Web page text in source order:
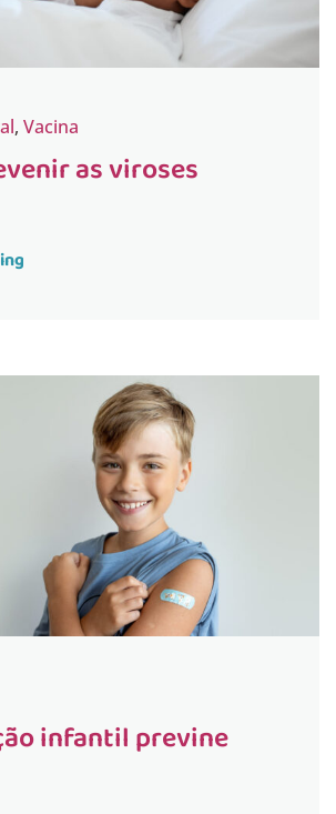
, Vacina
as viroses
infantil previne